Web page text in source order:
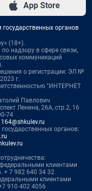
App Store
органов
(18+).
надзору в сфере связи,
коммуникаций
о регистрации: ЭЛ №
г.
"ИНТЕРНЕТ
Павлович
Ленина, 26А, стр.2, 16
74
164@shkulev.ru
органов:
клиентами
+ 7 982 640 34 32
клиентами
910 402 4056